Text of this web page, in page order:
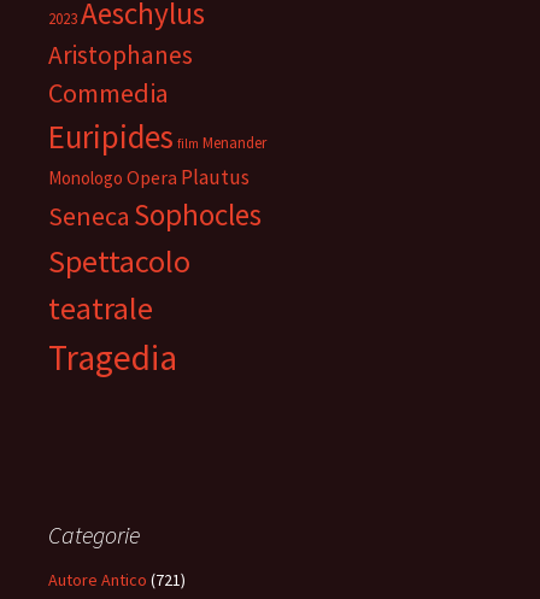
2023Aeschylus
Aristophanes
Commedia
Euripides film Menander
Monologo Opera Plautus
Seneca Sophocles
Spettacolo
teatrale
Tragedia
Categorie
Autore Antico (721)